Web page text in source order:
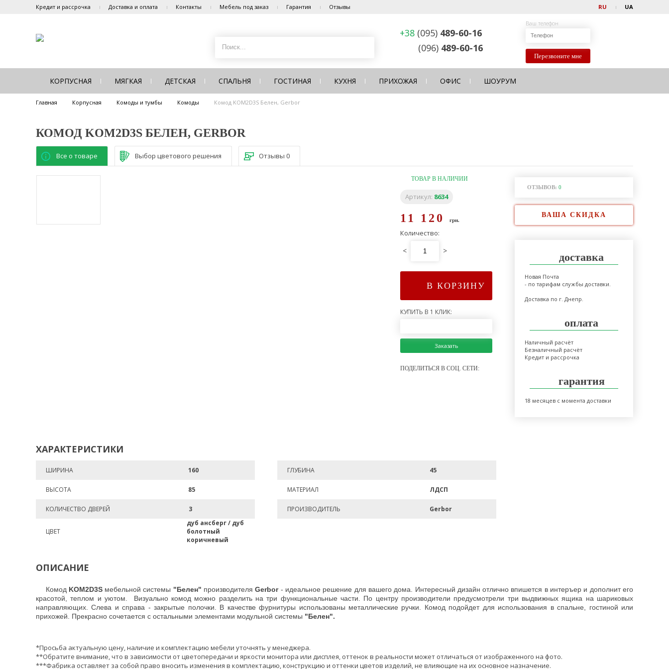
Кредит и рассрочка Доставка и оплата Контакты Мебель под заказ Гарантия Отзывы RU UA
+38 (095) 489-60-16
(096) 489-60-16
Ваш телефон
Перезвоните мне
КОРПУСНАЯ МЯГКАЯ ДЕТСКАЯ СПАЛЬНЯ ГОСТИНАЯ КУХНЯ ПРИХОЖАЯ ОФИС ШОУРУМ
Главная Корпусная Комоды и тумбы Комоды Комод KOM2D3S Белен, Gerbor
КОМОД KOM2D3S БЕЛЕН, GERBOR
Все о товаре Выбор цветового решения Отзывы 0
ТОВАР В НАЛИЧИИ
Артикул: 8634
11 120 грн.
Количество:
< >
В КОРЗИНУ
КУПИТЬ В 1 КЛИК:
Заказать
ПОДЕЛИТЬСЯ В СОЦ. СЕТИ:
ОТЗЫВОВ: 0
ВАША СКИДКА
доставка
Новая Почта
- по тарифам службы доставки.
Доставка по г. Днепр.
оплата
Наличный расчёт
Безналичный расчёт
Кредит и рассрочка
гарантия
18 месяцев с момента доставки
ХАРАКТЕРИСТИКИ
ШИРИНА 160 ГЛУБИНА 45
ВЫСОТА 85 МАТЕРИАЛ ЛДСП
КОЛИЧЕСТВО ДВЕРЕЙ 3 ПРОИЗВОДИТЕЛЬ Gerbor
ЦВЕТ
дуб ансберг / дуб
болотный
коричневый
ОПИСАНИЕ
Комод KOM2D3Sмебельной системы "Белен" производителяGerbor- идеальное решение для вашего дома. Интересный дизайн отлично впишется в интеръер и дополнит его
красотой, теплом и уютом. Визуально комод можно разделить на три функциональные части. По центру производители предусмотрели три выдвижных ящика на шариковых
направляющих. Слева и справа - закрытые полочки. В качестве фурнитуры использованы металлические ручки. Комод подойдет для использования в спальне, гостиной или
прихожей. Прекрасно сочетается с остальными элементами модульной системы "Белен".
*Просьба актуальную цену, наличие и комплектацию мебели уточнять у менеджера.
**Обратите внимание, что в зависимости от цветопередачи и яркости монитора или дисплея, оттенок в реальности может отличаться от изображенного на фото.
***Фабрика оставляет за собой право вносить изменения в комплектацию, конструкцию и оттенки цветов изделий, не влияющие на их основное назначение.